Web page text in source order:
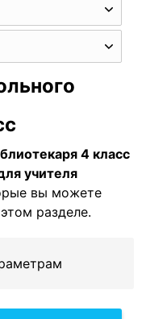
4 класс
учителя
вы можете
разделе.